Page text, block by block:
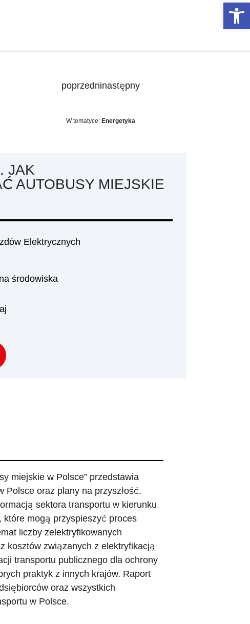
poprzedninastępny
W tematyce: Energetyka
JAK
AUTOBUSY MIEJSKIE
Elektrycznych
środowiska
miejskie w Polsce” przedstawia
oraz plany na przyszłość.
sektora transportu w kierunku
mogą przyspieszyć proces
liczby zelektryfikowanych
kosztów związanych z elektryfikacją
transportu publicznego dla ochrony
praktyk z innych krajów. Raport
oraz wszystkich
w Polsce.